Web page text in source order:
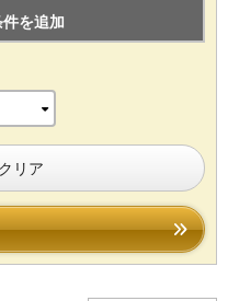
を追加
リア